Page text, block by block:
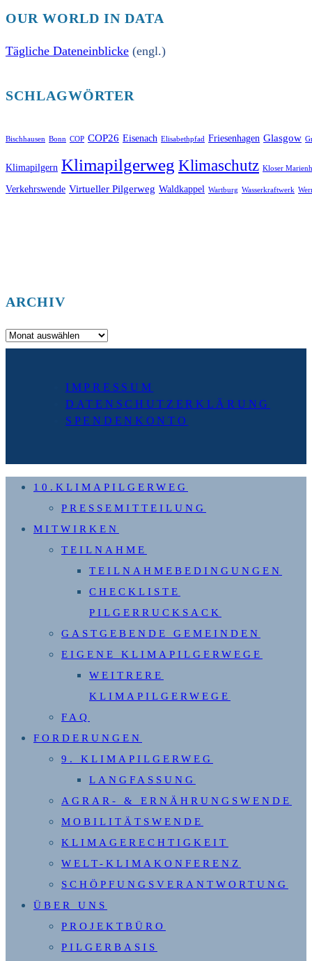
OUR WORLD IN DATA
Tägliche Dateneinblicke (engl.)
SCHLAGWÖRTER
Bischhausen Bonn COP COP26 Eisenach Elisabethpfad Friesenhagen Glasgow
Klimapilgern Klimapilgerweg Klimaschutz Kloser
Verkehrswende Virtueller Pilgerweg Waldkappel Wartburg Wasserkraftwerk
ARCHIV
Archiv
IMPRESSUM
DATENSCHUTZERKLÄRUNG
SPENDENKONTO
10.KLIMAPILGERWEG
PRESSEMITTEILUNG
MITWIRKEN
TEILNAHME
TEILNAHMEBEDINGUNGEN
CHECKLISTE
PILGERRUCKSACK
GASTGEBENDE GEMEINDEN
EIGENE KLIMAPILGERWEGE
WEITRERE
KLIMAPILGERWEGE
FAQ
FORDERUNGEN
9. KLIMAPILGERWEG
LANGFASSUNG
AGRAR- & ERNÄHRUNGSWENDE
MOBILITÄTSWENDE
KLIMAGERECHTIGKEIT
WELT-KLIMAKONFERENZ
SCHÖPFUNGSVERANTWORTUNG
ÜBER UNS
PROJEKTBÜRO
PILGERBASIS